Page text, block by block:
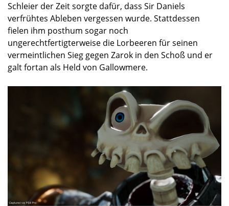
Schleier der Zeit sorgte dafür, dass Sir Daniels
verfrühtes Ableben vergessen wurde. Stattdessen
fielen ihm posthum sogar noch
ungerechtfertigterweise die Lorbeeren für seinen
vermeintlichen Sieg gegen Zarok in den Schoß und er
galt fortan als Held von Gallowmere.